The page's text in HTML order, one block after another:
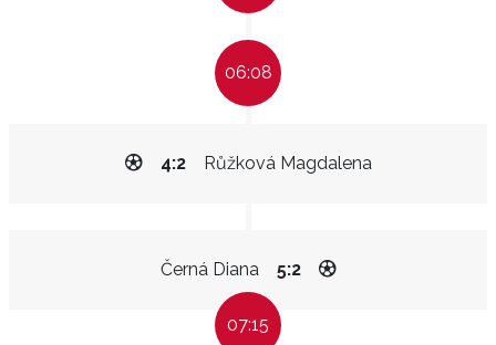
06:08
Růžková Magdalena
4:2
Černá Diana 5:2
07:15